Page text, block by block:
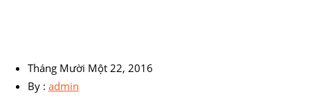
Tháng Mười Một 22, 2016
By : admin